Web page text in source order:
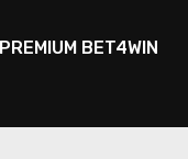
BET4WIN